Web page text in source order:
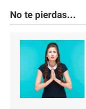
No te pierdas...